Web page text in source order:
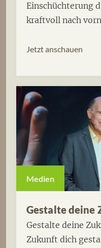
Einschüchterung
kraftvoll nach
Jetzt anschauen
Medien
Gestalte deine
Gestalte deine
Zukunft dich